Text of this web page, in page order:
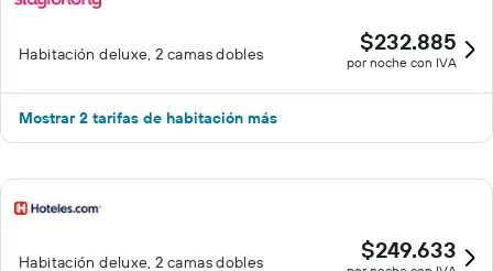
Habitación deluxe, 2 camas dobles $232.885
por noche con IVA
Mostrar 2 tarifas de habitación más
Habitación deluxe, 2 camas dobles $249.633